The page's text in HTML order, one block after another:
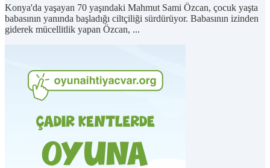
Konya'da yaşayan 70 yaşındaki Mahmut Sami Özcan, çocuk yaşta
babasının yanında başladığı ciltçiliği sürdürüyor. Babasının izinden
giderek mücellitlik yapan Özcan, ...